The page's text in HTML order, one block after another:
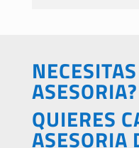
ASESORIA?
QUIERES
ASESORIA